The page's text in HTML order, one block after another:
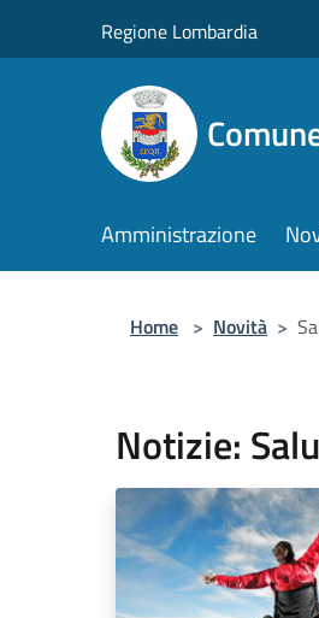
Regione Lombardia
Amministrazione
Home > Novità >
Notizie: